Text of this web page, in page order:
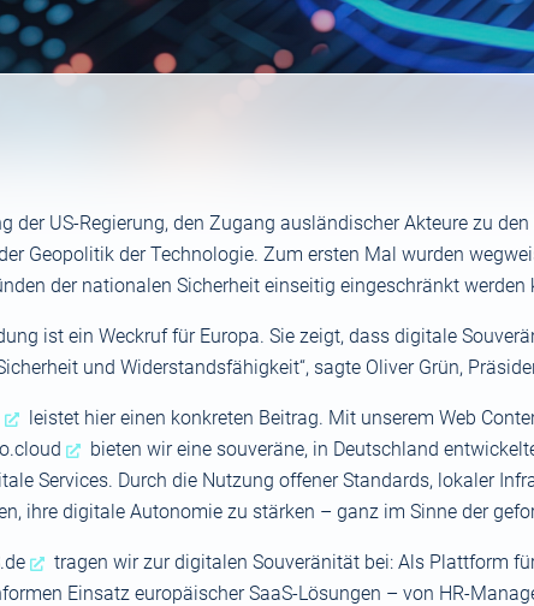
der US-Regierung, den Zugang ausländischer Akteure zu
Geopolitik der Technologie. Zum ersten Mal wurden
der nationalen Sicherheit einseitig eingeschränkt werden
ist ein Weckruf für Europa. Sie zeigt, dass digitale
und Widerstandsfähigkeit“, sagte Oliver Grün,
leistet hier einen konkreten Beitrag. Mit unserem Web
bieten wir eine souveräne, in Deutschland
Services. Durch die Nutzung offener Standards, lokaler
ihre digitale Autonomie zu stärken – ganz im Sinne der
tragen wir zur digitalen Souveränität bei: Als Plattform
Einsatz europäischer SaaS-Lösungen – von HR-